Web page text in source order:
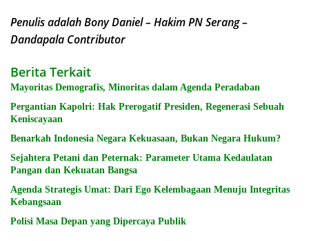
Penulis adalah Bony Daniel – Hakim PN Serang –
Dandapala Contributor
Berita Terkait
Mayoritas Demografis, Minoritas dalam Agenda Peradaban
Pergantian Kapolri: Hak Prerogatif Presiden, Regenerasi Sebuah
Keniscayaan
Benarkah Indonesia Negara Kekuasaan, Bukan Negara Hukum?
Sejahtera Petani dan Peternak: Parameter Utama Kedaulatan
Pangan dan Kekuatan Bangsa
Agenda Strategis Umat: Dari Ego Kelembagaan Menuju Integritas
Kebangsaan
Polisi Masa Depan yang Dipercaya Publik